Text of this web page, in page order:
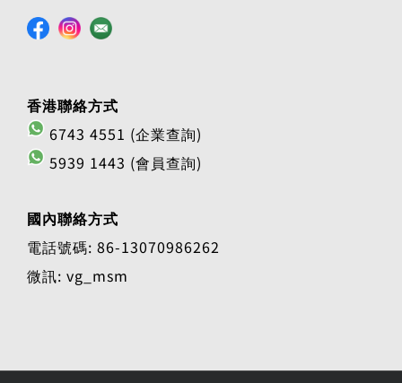
香港聯絡方式
6743 4551 (企業查詢)
5939 1443 (會員查詢)
國內聯絡方式
電話號碼: 86-13070986262
微訊: vg_msm